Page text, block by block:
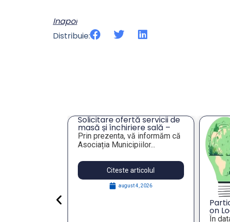
Inapoi
Distribuie:
Solicitare ofertă servicii de
masă și închiriere sală –
Tulcea
Prin prezenta, vă informăm că
Asociația Municipiilor...
Citeste articolul
august 4, 2026
on
În